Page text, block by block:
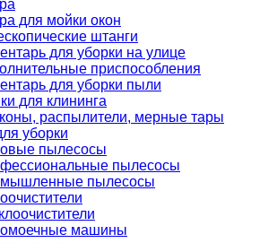
для мойки окон
штанги
для уборки на улице
приспособления
для уборки пыли
для клининга
распылители, мерные тары
уборки
пылесосы
пылесосы
пылесосы
машины